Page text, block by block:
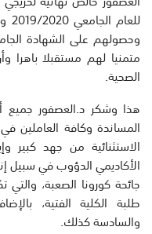
وحصولهم على الشهادة
متمنيا لهم مستقبلا باهرا
الصحية.
هذا وشكر د.العصفور جميع
المساندة وكافة العاملين
الاستثنائية من جهد كبير
الأكاديمي الدؤوب في سبيل
جائحة كورونا الصعبة،
طلبة الكلية الفتية،
والسادسة كذلك.